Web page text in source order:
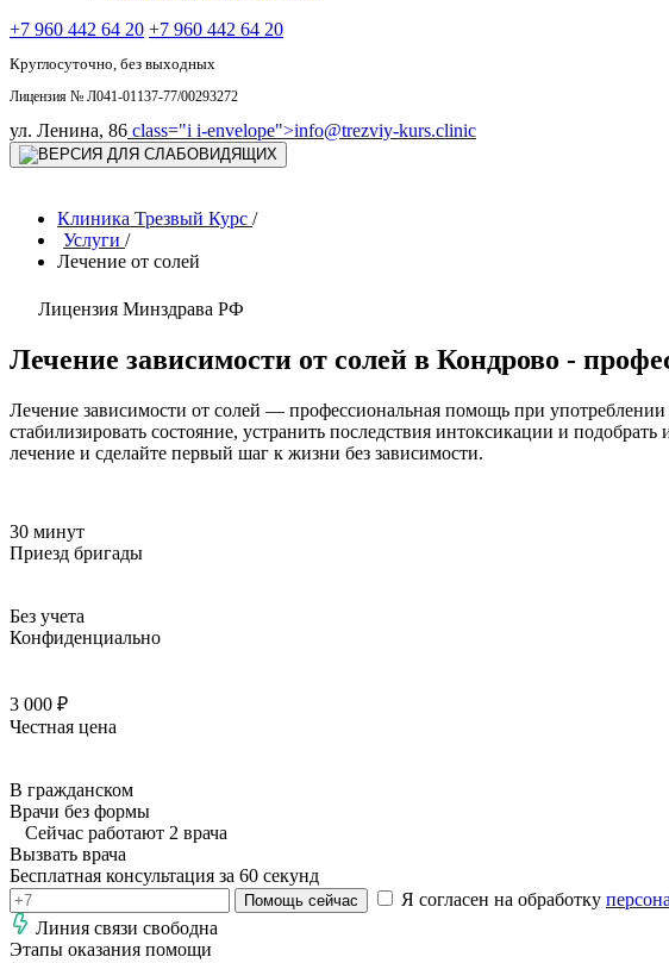
+7 960 442 64 20 +7 960 442 64 20
Круглосуточно, без выходных
Лицензия № Л041-01137-77/00293272
ул. Ленина, 86 class="i i-envelope">info@trezviy-kurs.clinic
Клиника Трезвый Курс /
Услуги /
Лечение от солей
Лицензия Минздрава РФ
Лечение зависимости от солей в Кондрово -
Лечение зависимости от солей — профессиональная помощь при
стабилизировать состояние, устранить последствия интоксикации и
лечение и сделайте первый шаг к жизни без зависимости.
30 минут
Приезд бригады
Без учета
Конфиденциально
3 000 ₽
Честная цена
В гражданском
Врачи без формы
Сейчас работают 2 врача
Вызвать врача
Бесплатная консультация за 60 секунд
Помощь сейчас Я согласен на обработку
Линия связи свободна
Этапы оказания помощи